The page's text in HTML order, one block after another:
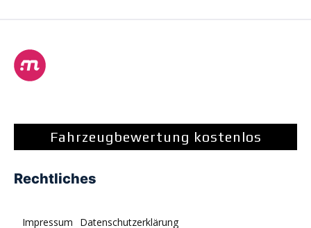
Fahrzeugbewertung kostenlos
Rechtliches
Impressum Datenschutzerklärung